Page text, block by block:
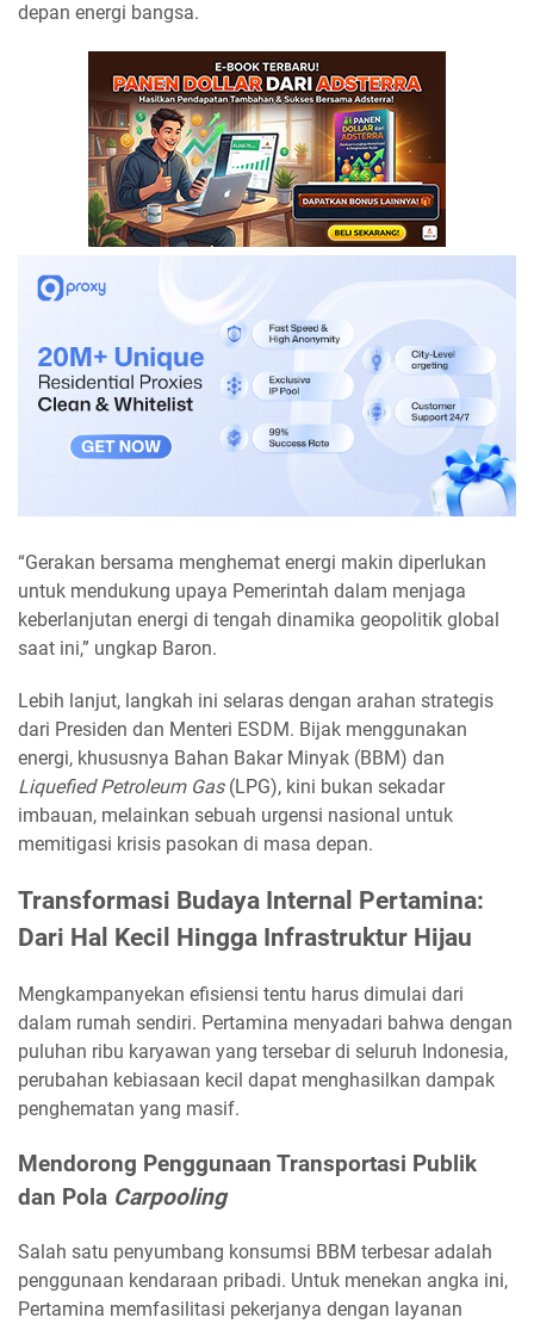
depan energi bangsa.
“Gerakan bersama menghemat energi makin diperlukan
untuk mendukung upaya Pemerintah dalam menjaga
keberlanjutan energi di tengah dinamika geopolitik global
saat ini,” ungkap Baron.
Lebih lanjut, langkah ini selaras dengan arahan strategis
dari Presiden dan Menteri ESDM. Bijak menggunakan
energi, khususnya Bahan Bakar Minyak (BBM) dan
Liquefied Petroleum Gas(LPG), kini bukan sekadar
imbauan, melainkan sebuah urgensi nasional untuk
memitigasi krisis pasokan di masa depan.
Transformasi Budaya Internal Pertamina:
Dari Hal Kecil Hingga Infrastruktur Hijau
Mengkampanyekan efisiensi tentu harus dimulai dari
dalam rumah sendiri. Pertamina menyadari bahwa dengan
puluhan ribu karyawan yang tersebar di seluruh Indonesia,
perubahan kebiasaan kecil dapat menghasilkan dampak
penghematan yang masif.
Mendorong Penggunaan Transportasi Publik
dan Pola Carpooling
Salah satu penyumbang konsumsi BBM terbesar adalah
penggunaan kendaraan pribadi. Untuk menekan angka ini,
Pertamina memfasilitasi pekerjanya dengan layanan